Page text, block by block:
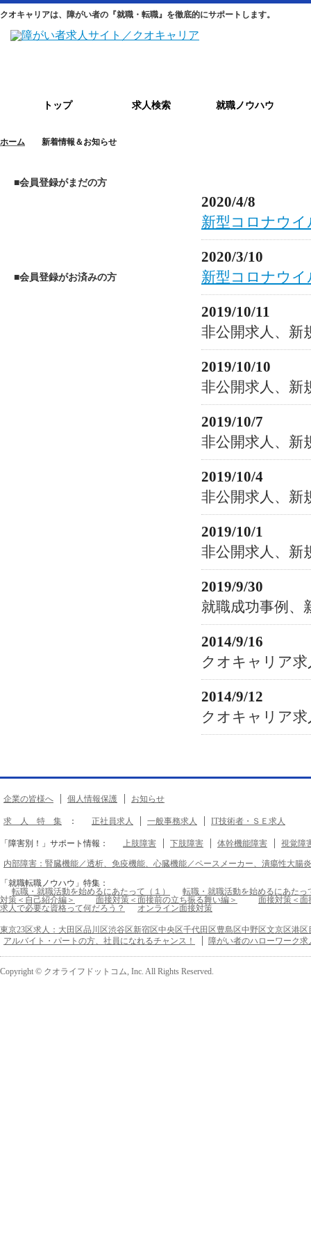
クオキャリアは、障がい者の『就職・転職』を徹底的にサポートします。
トップ 求人検索 就職ノウハウ
ホーム 新着情報＆お知らせ
2020/4/8
新型コロナウ
2020/3/10
新型コロナウ
2019/10/11
非公開求人、新
2019/10/10
非公開求人、新
2019/10/7
非公開求人、新
2019/10/4
非公開求人、新
2019/10/1
非公開求人、新
2019/9/30
就職成功事例、
2014/9/16
クオキャリア
2014/9/12
クオキャリア
■会員登録がまだの方
■会員登録がお済みの方
企業の皆様へ 個人情報保護 お知らせ
求 人 特 集 ： 正社員求人 一般事務求人 IT技術者・ＳＥ求人
「障害別！」サポート情報： 上肢障害 下肢障害 体幹機能障害 視覚障
内部障害：腎臓機能／透析、免疫機能、心臓機能／ペースメーカー、潰瘍性大腸
「就職転職ノウハウ」特集：
転職・就職活動を始めるにあたって（１）
転職・就職活動を始めるにあたっ
対策＜自己紹介編＞
面接対策＜面接前の立ち振る舞い編＞
面接対策＜面
求人で必要な資格って何だろう？
オンライン面接対策
東京23区求人：大田区品川区渋谷区新宿区中央区千代田区豊島区中野区文京区港区
アルバイト・パートの方、社員になれるチャンス！
障がい者のハローワーク求
Copyright © クオライフドットコム, Inc. All Rights Reserved.